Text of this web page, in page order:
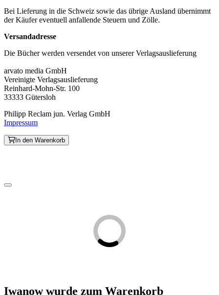
Bei Lieferung in die Schweiz sowie das übrige Ausland übernimmt
der Käufer eventuell anfallende Steuern und Zölle.
Versandadresse
Die Bücher werden versendet von unserer Verlagsauslieferung
arvato media GmbH
Vereinigte Verlagsauslieferung
Reinhard-Mohn-Str. 100
33333 Gütersloh
Philipp Reclam jun. Verlag GmbH
Impressum
In den Warenkorb
Iwanowwurde zum Warenkorb